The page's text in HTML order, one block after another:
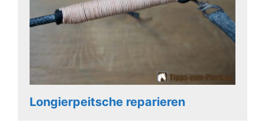
Longierpeitsche reparieren